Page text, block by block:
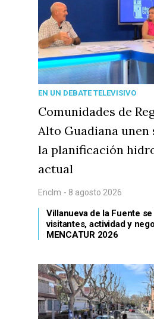
EN UN DEBATE TELEVISIVO
Comunidades de
Alto Guadiana unen
la planificación
actual
Enclm - 8 agosto 2026
Villanueva de la Fuente
visitantes, actividad y
MENCATUR 2026